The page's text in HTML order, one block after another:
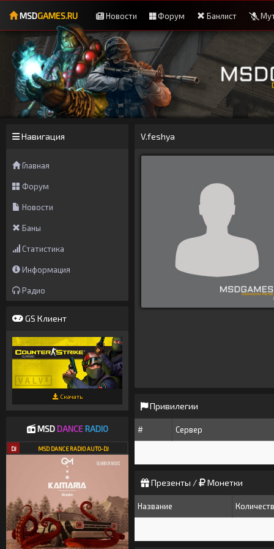
MSDGAMES.RU Новости Форум Банлист
Навигация
Главная
Форум
Новости
Баны
Статистика
Информация
Радио
GS Клиент
Скачать
MSDDANCE RADIO
DJ MSD DANCE RADIO AUTO-DJ
V.feshya
Привилегии
# Сервер
Презенты / Монетки
Название